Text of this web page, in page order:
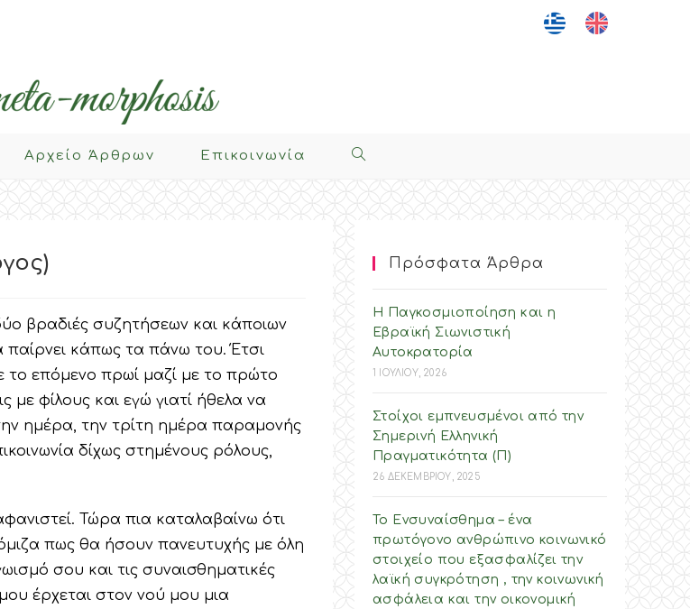
Αρχείο Άρθρων Επικοινωνία Toggle
Website
βραδιές συζητήσεων και κάποιων
παίρνει κάπως τα πάνω του. Έτσι
επόμενο πρωί μαζί με το πρώτο
με φίλους και εγώ γιατί ήθελα να
ημέρα, την τρίτη ημέρα παραμονής
δίχως στημένους ρόλους,
Τώρα πια καταλαβαίνω ότι
πως θα ήσουν πανευτυχής με όλη
σου και τις συναισθηματικές
έρχεται στον νού μου μια
Πρόσφατα Άρθρα
Η Παγκοσμιοποίηση και η
Εβραϊκή Σιωνιστική
Αυτοκρατορία
1 ΙΟΥΛΙΟΥ, 2026
Στοίχοι εμπνευσμένοι από την
Σημερινή Ελληνική
Πραγματικότητα (Π)
26 ΔΕΚΕΜΒΡΙΟΥ, 2025
Το Ενσυναίσθημα – ένα
πρωτόγονο ανθρώπινο κοινωνικό
στοιχείο που εξασφαλίζει την
λαϊκή συγκρότηση , την κοινωνική
ασφάλεια και την οικονομική